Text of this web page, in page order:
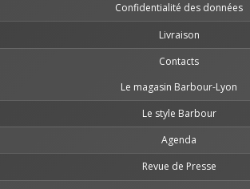
Confidentialité des données
Livraison
Contacts
Le magasin Barbour-Lyon
Le style Barbour
Agenda
Revue de Presse